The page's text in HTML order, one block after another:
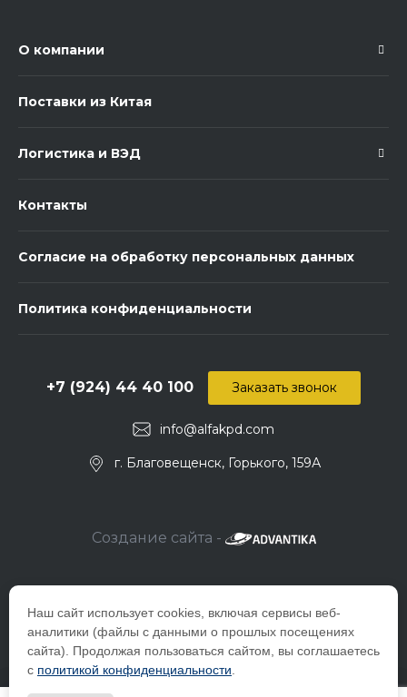
Наш сайт использует cookies, включая сервисы веб-
аналитики (файлы с данными о прошлых посещениях
сайта). Продолжая пользоваться сайтом, вы соглашаетесь
с политикой конфиденциальности
О компании
Поставки из Китая
Логистика и ВЭД
Контакты
Согласие на обработку персональных данных
Политика конфиденциальности
info@alfakpd.com
+7 (924) 44 40 100
г. Благовещенск, Горького, 159А
Заказать звонок
Создание сайта -